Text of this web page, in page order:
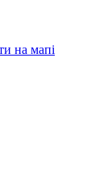
на мапі